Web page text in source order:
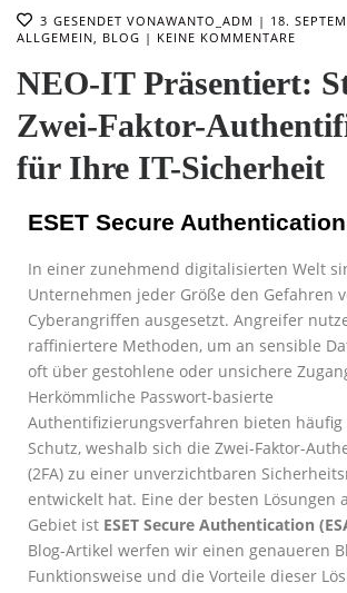
3 GESENDET VONAWANTO_ADM
18.
ALLGEMEIN, BLOG KEINE KOMMENTARE
NEO-IT Präsentiert:
Zwei-Faktor-
für Ihre IT-Sicherheit
ESET Secure Authentication
In einer zunehmend digitalisierten Welt
Unternehmen jeder Größe den Gefahren
Cyberangriffen ausgesetzt. Angreifer
raffiniertere Methoden, um an sensible
oft über gestohlene oder unsichere
Herkömmliche Passwort-basierte
Authentifizierungsverfahren bieten
Schutz, weshalb sich die Zwei-Faktor-
(2FA) zu einer unverzichtbaren
entwickelt hat. Eine der besten Lösungen
Gebiet ist ESET Secure Authentication
Blog-Artikel werfen wir einen genaueren
Funktionsweise und die Vorteile dieser